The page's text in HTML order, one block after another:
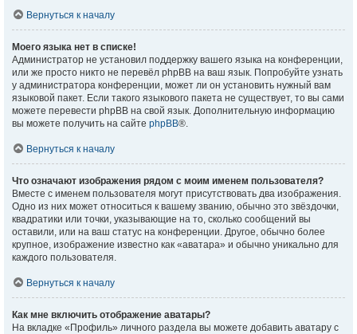
Вернуться к началу
Моего языка нет в списке!
Администратор не установил поддержку вашего языка на конференции,
или же просто никто не перевёл phpBB на ваш язык. Попробуйте узнать
у администратора конференции, может ли он установить нужный вам
языковой пакет. Если такого языкового пакета не существует, то вы сами
можете перевести phpBB на свой язык. Дополнительную информацию
вы можете получить на сайте phpBB®.
Вернуться к началу
Что означают изображения рядом с моим именем пользователя?
Вместе с именем пользователя могут присутствовать два изображения.
Одно из них может относиться к вашему званию, обычно это звёздочки,
квадратики или точки, указывающие на то, сколько сообщений вы
оставили, или на ваш статус на конференции. Другое, обычно более
крупное, изображение известно как «аватара» и обычно уникально для
каждого пользователя.
Вернуться к началу
Как мне включить отображение аватары?
На вкладке «Профиль» личного раздела вы можете добавить аватару с